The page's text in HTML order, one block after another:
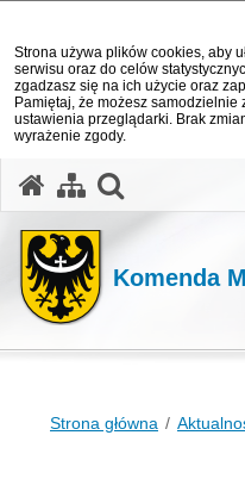
Strona używa plików cookies, aby
serwisu oraz do celów
zgadzasz się na ich użycie oraz
Pamiętaj, że możesz
ustawienia przeglądarki. Brak
wyrażenie zgody.
Komenda
Strona główna